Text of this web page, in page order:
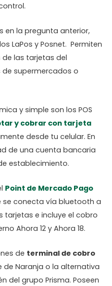
en la pregunta anterior,
LaPos y Posnet. Permiten
las tarjetas del
de supermercados o
y simple son los POS
y cobrar con tarjeta
desde tu celular. En
de una cuenta bancaria
establecimiento.
Point de Mercado Pago
se conecta vía bluetooth a
tarjetas e incluye el cobro
Ahora 12 y Ahora 18.
de terminal de cobro
de Naranja o la alternativa
del grupo Prisma. Poseen